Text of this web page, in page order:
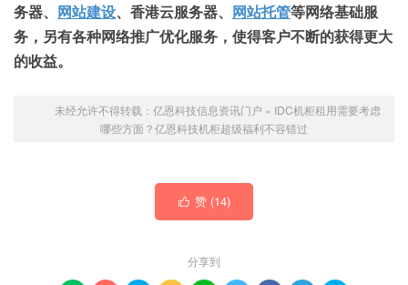
务器、 网站建设、香港云服务器、 网站托管等网络基础服
务，另有各种网络推广优化服务，使得客户不断的获得更大
的收益。
未经允许不得转载： 亿恩科技信息资讯门户 » IDC机柜租用需要考虑
哪些方面？亿恩科技机柜超级福利不容错过
 赞 (14)
分享到